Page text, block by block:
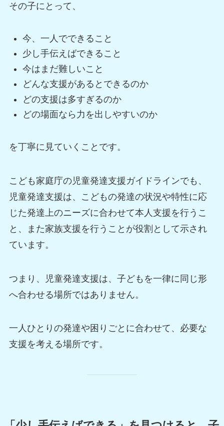
その子にとって、
今、一人でできること
少し手伝えばできること
今はまだ難しいこと
どんな支援があるとできるのか
どの支援は多すぎるのか
どの場面なら力を出しやすいのか
を丁寧に見ていくことです。
こども家庭庁の児童発達支援ガイドラインでも、
児童発達支援は、こどもの発達の状況や特性に応
じた発達上のニーズに合わせて本人支援を行うこ
と、また家族支援を行うことが役割として示され
ています。
つまり、児童発達支援は、子どもを一律に同じ形
へ合わせる場所ではありません。
一人ひとりの発達や困りごとに合わせて、必要な
支援を考える場所です。